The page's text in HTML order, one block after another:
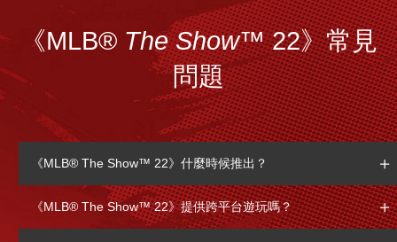
《MLB® The Show™ 22》常見
問題
《MLB® The Show™ 22》什麼時候推出？
《MLB® The Show™ 22》提供跨平台遊玩嗎？